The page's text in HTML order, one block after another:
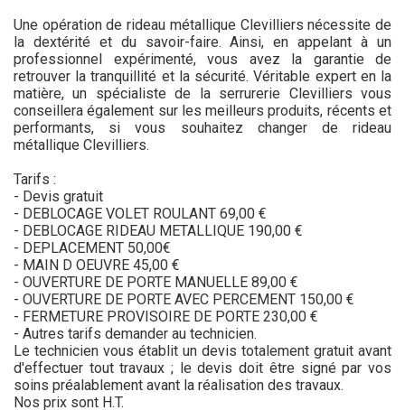
Une opération de rideau métallique Clevilliers nécessite de
la dextérité et du savoir-faire. Ainsi, en appelant à un
professionnel expérimenté, vous avez la garantie de
retrouver la tranquillité et la sécurité. Véritable expert en la
matière, un spécialiste de la serrurerie Clevilliers vous
conseillera également sur les meilleurs produits, récents et
performants, si vous souhaitez changer de rideau
métallique Clevilliers.
Tarifs :
- Devis gratuit
- DEBLOCAGE VOLET ROULANT 69,00 €
- DEBLOCAGE RIDEAU METALLIQUE 190,00 €
- DEPLACEMENT 50,00€
- MAIN D OEUVRE 45,00 €
- OUVERTURE DE PORTE MANUELLE 89,00 €
- OUVERTURE DE PORTE AVEC PERCEMENT 150,00 €
- FERMETURE PROVISOIRE DE PORTE 230,00 €
- Autres tarifs demander au technicien.
Le technicien vous établit un devis totalement gratuit avant
d'effectuer tout travaux ; le devis doit être signé par vos
soins préalablement avant la réalisation des travaux.
Nos prix sont H.T.